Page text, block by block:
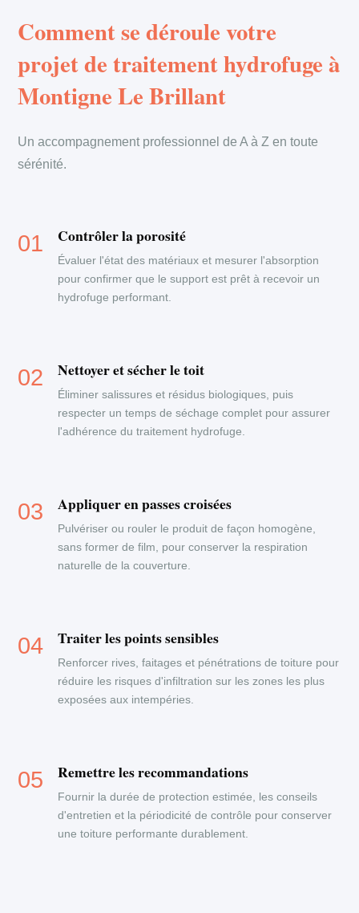
Comment se déroule votre
projet de traitement hydrofuge à
Montigne Le Brillant
Un accompagnement professionnel de A à Z en toute
sérénité.
Contrôler la porosité
Évaluer l'état des matériaux et mesurer l'absorption
pour confirmer que le support est prêt à recevoir un
hydrofuge performant.
Nettoyer et sécher le toit
Éliminer salissures et résidus biologiques, puis
respecter un temps de séchage complet pour assurer
l'adhérence du traitement hydrofuge.
Appliquer en passes croisées
Pulvériser ou rouler le produit de façon homogène,
sans former de film, pour conserver la respiration
naturelle de la couverture.
Traiter les points sensibles
Renforcer rives, faitages et pénétrations de toiture pour
réduire les risques d'infiltration sur les zones les plus
exposées aux intempéries.
Remettre les recommandations
Fournir la durée de protection estimée, les conseils
d'entretien et la périodicité de contrôle pour conserver
une toiture performante durablement.